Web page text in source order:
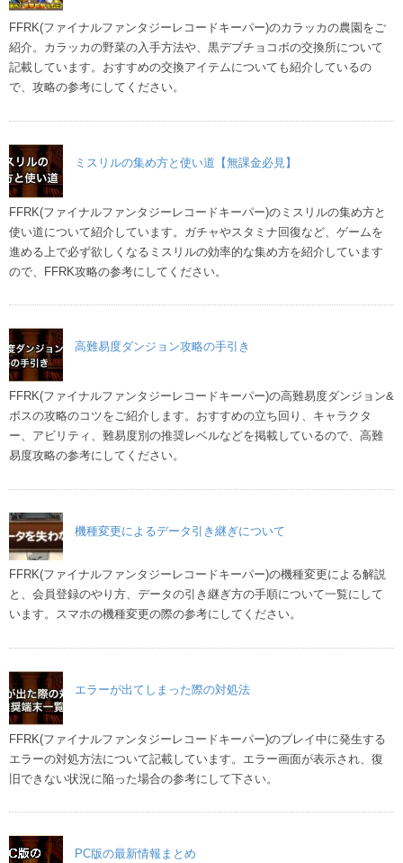
FFRK(ファイナルファンタジーレコードキーパー)のカラッカの農園をご
紹介。カラッカの野菜の入手方法や、黒デブチョコボの交換所について
記載しています。おすすめの交換アイテムについても紹介しているの
で、攻略の参考にしてください。
ミスリルの集め方と使い道【無課金必見】
FFRK(ファイナルファンタジーレコードキーパー)のミスリルの集め方と
使い道について紹介しています。ガチャやスタミナ回復など、ゲームを
進める上で必ず欲しくなるミスリルの効率的な集め方を紹介しています
ので、FFRK攻略の参考にしてください。
高難易度ダンジョン攻略の手引き
FFRK(ファイナルファンタジーレコードキーパー)の高難易度ダンジョン&
ボスの攻略のコツをご紹介します。おすすめの立ち回り、キャラクタ
ー、アビリティ、難易度別の推奨レベルなどを掲載しているので、高難
易度攻略の参考にしてください。
機種変更によるデータ引き継ぎについて
FFRK(ファイナルファンタジーレコードキーパー)の機種変更による解説
と、会員登録のやり方、データの引き継ぎ方の手順について一覧にして
います。スマホの機種変更の際の参考にしてください。
エラーが出てしまった際の対処法
FFRK(ファイナルファンタジーレコードキーパー)のプレイ中に発生する
エラーの対処方法について記載しています。エラー画面が表示され、復
旧できない状況に陥った場合の参考にして下さい。
PC版の最新情報まとめ